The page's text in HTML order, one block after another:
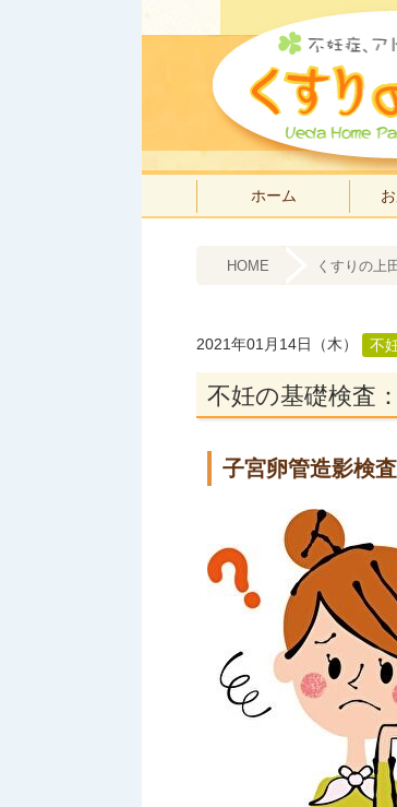
ホーム
HOME くすりの上
2021年01月14日（木） 不
不妊の基礎検査
子宮卵管造影検